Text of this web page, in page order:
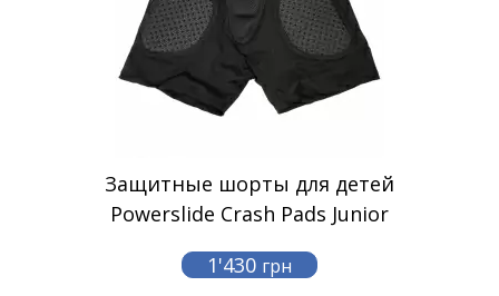
Защитные шорты для детей
Powerslide Crash Pads Junior
1'430 грн